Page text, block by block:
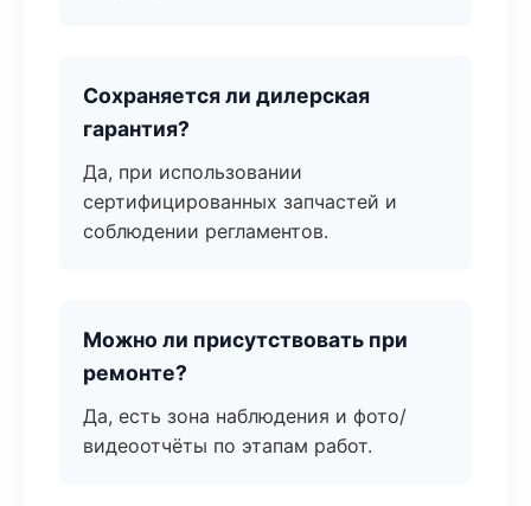
Сохраняется ли дилерская
гарантия?
Да, при использовании
сертифицированных запчастей и
соблюдении регламентов.
Можно ли присутствовать при
ремонте?
Да, есть зона наблюдения и фото/
видеоотчёты по этапам работ.